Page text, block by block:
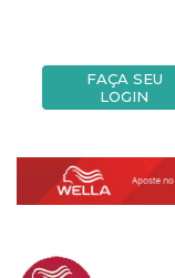
FAÇA SEU
LOGIN